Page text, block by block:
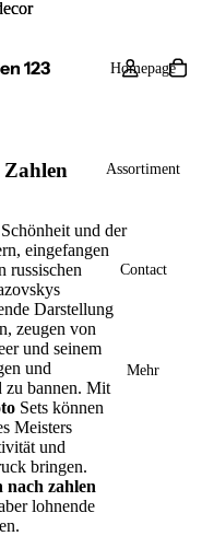
123 Homepage
Assortiment
Contact
Mehr
und der
eingefangen
russischen
Darstellung
zeugen von
und seinem
und
zu bannen. Mit
Sets können
Meisters
und
bringen.
nach zahlen
lohnende